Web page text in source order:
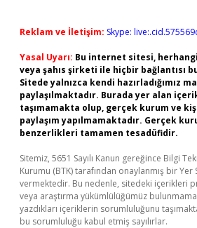
Reklam ve İletişim: Skype:
Yasal Uyarı: Bu internet sitesi,
veya şahıs şirketi ile hiçbir bağlantısı
Sitede yalnızca kendi hazırladığımız
paylaşılmaktadır. Burada yer alan
taşımamakta olup, gerçek kurum ve
paylaşım yapılmamaktadır. Gerçek
benzerlikleri tamamen tesadüfidir.
Sitemiz, 5651 Sayılı Kanun gereğince Bilgi
Kurumu (BTK) tarafından onaylanmış bir Yer
vermektedir. Bu nedenle, sitedeki içerikleri
veya araştırma yükümlülüğümüz
yazdıkları içeriklerin sorumluluğunu
bu sorumluluğu kabul etmiş sayılırlar.